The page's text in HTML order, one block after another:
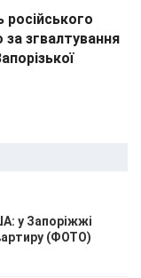
за згвалтування
у Запоріжжі
(ФОТО)